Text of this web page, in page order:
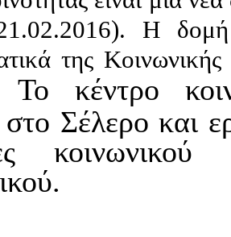
Η δομή
της
Το κέντρο
στο Σέλερο και